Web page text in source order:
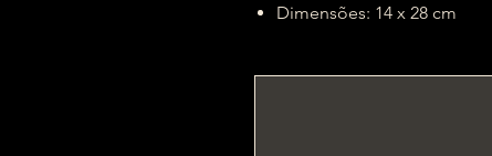
Dimensões: 14 x 28 cm